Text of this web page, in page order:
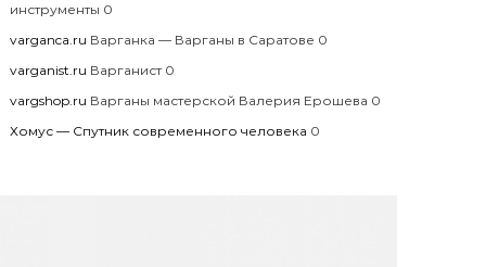
инструменты 0
varganca.ru Варганка — Варганы в Саратове 0
varganist.ru Варганист 0
vargshop.ru Варганы мастерской Валерия Ерошева 0
Хомус — Спутник современного человека 0